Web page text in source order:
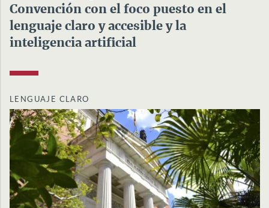
Convención con el foco puesto en el
lenguaje claro y accesible y la
inteligencia artificial
LENGUAJE CLARO